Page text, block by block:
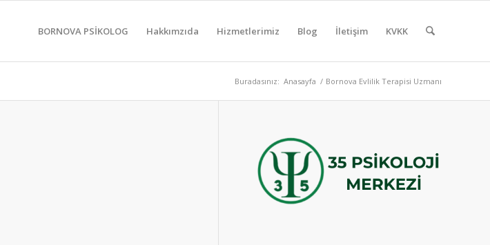
BORNOVA PSİKOLOG Hakkımzıda Hizmetlerimiz Blog İletişim KVKK
Buradasınız: Anasayfa / Bornova Evlilik Terapisi Uzmanı